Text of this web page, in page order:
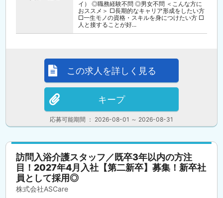
イ） ◎職務経験不問 ◎男女不問 ＜こんな方に
おススメ＞ □長期的なキャリア形成をしたい方
□一生モノの資格・スキルを身につけたい方 □
人と接することが好...
応募可能期間 ： 2026-08-01 ～ 2026-08-31
この求人を詳しく見る
キープ
訪問入浴介護スタッフ／既卒3年以内の方注
目！2027年4月入社【第二新卒】募集！新卒社
員として採用◎
株式会社ASCare